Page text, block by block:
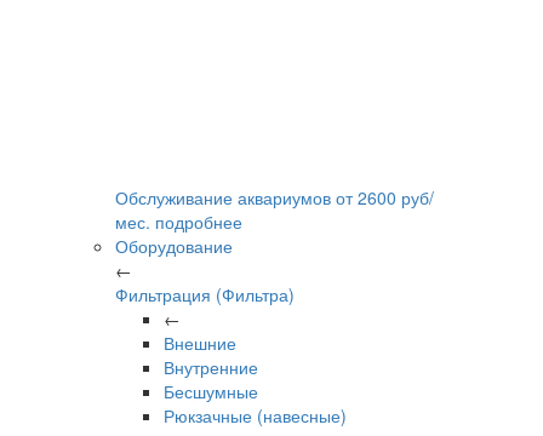
Обслуживание аквариумов от2600 руб/
мес. подробнее
Оборудование
←
Фильтрация (Фильтра)
←
Внешние
Внутренние
Бесшумные
Рюкзачные (навесные)